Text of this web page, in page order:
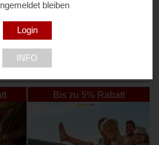
Bis zu 5% Rabatt
bleiben
INFO